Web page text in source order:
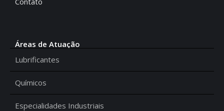
Áreas de Atuação
Lubrificantes
Químicos
Especialidades Industriais